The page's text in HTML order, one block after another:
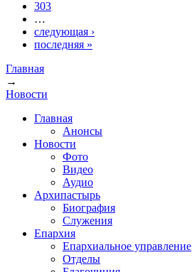
303
…
следующая ›
последняя »
Вы здесь
Главная
→
Новости
Главная
Анонсы
Новости
Фото
Видео
Аудио
Архипастырь
Биография
Служения
Епархия
Епархиальное управление
Отделы